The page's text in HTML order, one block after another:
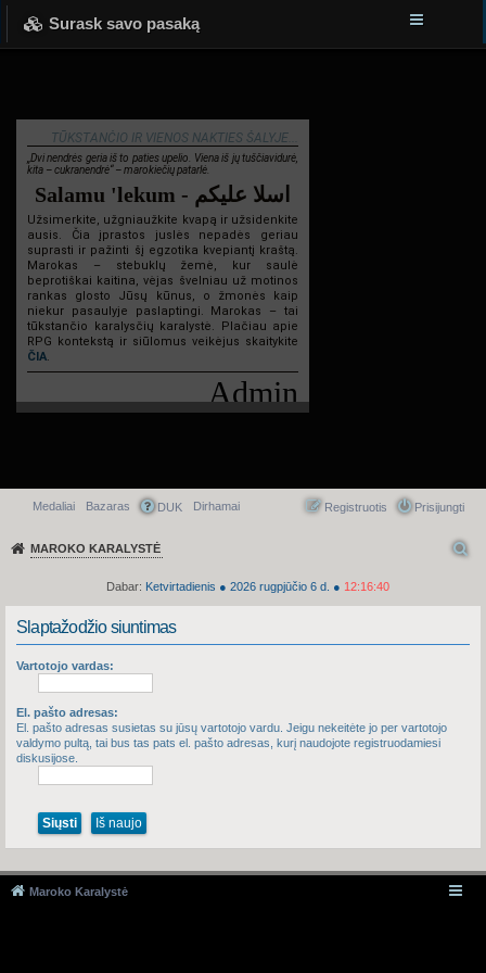
Surask savo pasaką
TŪKSTANČIO IR VIENOS NAKTIES ŠALYJE...
„Dvi nendrės geria iš to paties upelio. Viena iš jų tuščiavidurė,
kita – cukranendrė“ – marokiečių patarlė.
Salamu 'lekum - اسلا عليكم
Užsimerkite, užgniaužkite kvapą ir užsidenkite
ausis. Čia įprastos juslės nepadės geriau
suprasti ir pažinti šį egzotika kvepiantį kraštą.
Marokas – stebuklų žemė, kur saulė
beprotiškai kaitina, vėjas švelniau už motinos
rankas glosto Jūsų kūnus, o žmonės kaip
niekur pasaulyje paslaptingi. Marokas – tai
tūkstančio karalysčių karalystė. Plačiau apie
RPG kontekstą ir siūlomus veikėjus skaitykite
ČIA.
Admin
Greitasis meniu
Medaliai Bazaras DUK Dirhamai Prisijungti
Registruotis
MAROKO KARALYSTĖ
Dabar: Ketvirtadienis ● 2026 rugpjūčio 6 d. ● 12:16:40
Slaptažodžio siuntimas
Vartotojo vardas:
El. pašto adresas:
El. pašto adresas susietas su jūsų vartotojo vardu. Jeigu nekeitėte jo per vartotojo
valdymo pultą, tai bus tas pats el. pašto adresas, kurį naudojote registruodamiesi
diskusijose.
Maroko Karalystė